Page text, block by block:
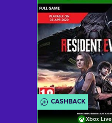
CASHBACK
Xbox Live